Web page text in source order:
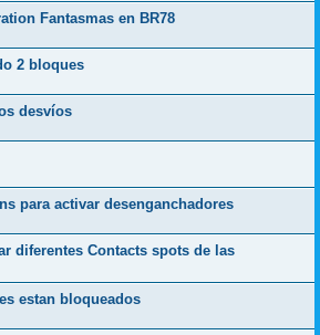
Fantasmas en BR78
2 bloques
desvíos
para activar desenganchadores
diferentes Contacts spots de las
estan bloqueados